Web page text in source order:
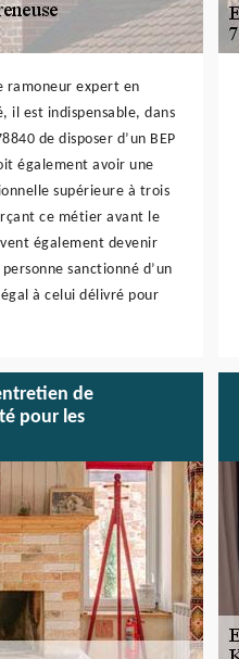
ramoneur expert en
il est indispensable, dans
de disposer d’un BEP
également avoir une
supérieure à trois
ce métier avant le
également devenir
sanctionné d’un
à celui délivré pour
de
pour les